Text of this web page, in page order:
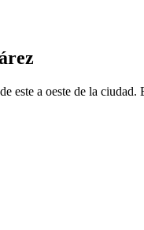
a oeste de la